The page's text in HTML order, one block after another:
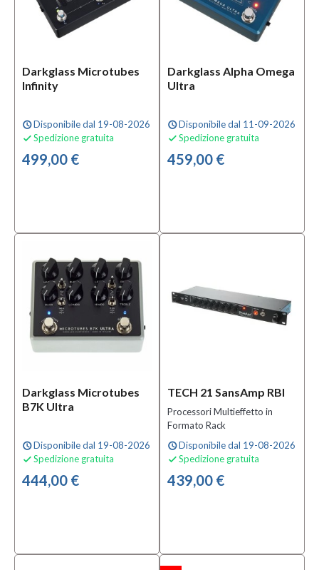
Blu
MOSTRA
TUTTI
Materiale
Plated
Pedals
(2)
Reissue
Series
Stompboxes
(1)
Strumento
Chitarra
(1)
Solo
Darkglass Microtubes
Infinity
scheduleDisponibile dal 19-08-2026
 Spedizione gratuita
499,00 €
Darkglass Alpha Omega
Ultra
scheduleDisponibile dal 11-09-2026
 Spedizione gratuita
459,00 €
Darkglass Microtubes
B7K Ultra
scheduleDisponibile dal 19-08-2026
 Spedizione gratuita
444,00 €
TECH 21 SansAmp RBI
Processori Multieffetto in
Formato Rack
scheduleDisponibile dal 19-08-2026
 Spedizione gratuita
439,00 €